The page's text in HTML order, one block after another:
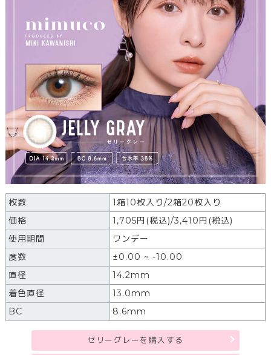
枚数
1箱10枚入り/2箱20枚入り
価格
1,705円 (税込)/3,410円(税込)
使用期間
ワンデー
度数
±0.00 ~ -10.00
直径
14.2mm
着色直径
13.0mm
BC
8.6mm
ゼリーグレーを購入する